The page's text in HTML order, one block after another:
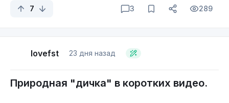
7 3 289
lovefst 23 дня назад
Природная "дичка" в коротких видео.